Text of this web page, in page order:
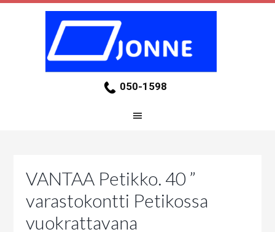
050-1598
VANTAA Petikko. 40 ”
varastokontti Petikossa
vuokrattavana